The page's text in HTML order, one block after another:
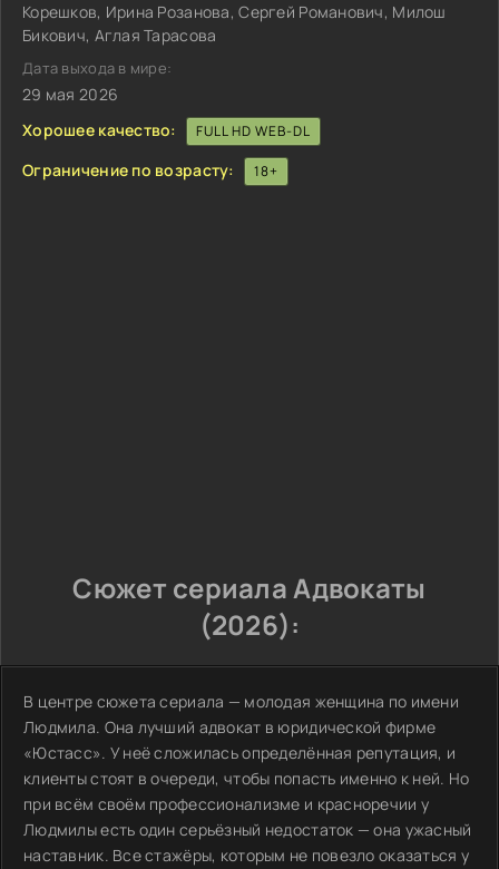
Корешков, Ирина Розанова, Сергей Романович, Милош
Бикович, Аглая Тарасова
Дата выхода в мире:
29 мая 2026
Хорошее качество:
FULL HD WEB-DL
Ограничение по возрасту: 18+
Сюжет сериала Адвокаты
(2026):
В центре сюжета сериала — молодая женщина по имени
Людмила. Она лучший адвокат в юридической фирме
«Юстасс». У неё сложилась определённая репутация, и
клиенты стоят в очереди, чтобы попасть именно к ней. Но
при всём своём профессионализме и красноречии у
Людмилы есть один серьёзный недостаток — она ужасный
наставник. Все стажёры, которым не повезло оказаться у